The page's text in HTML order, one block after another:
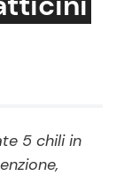
5 chili in